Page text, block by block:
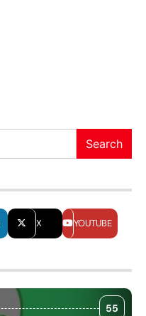
Search
X YOUTUBE
55